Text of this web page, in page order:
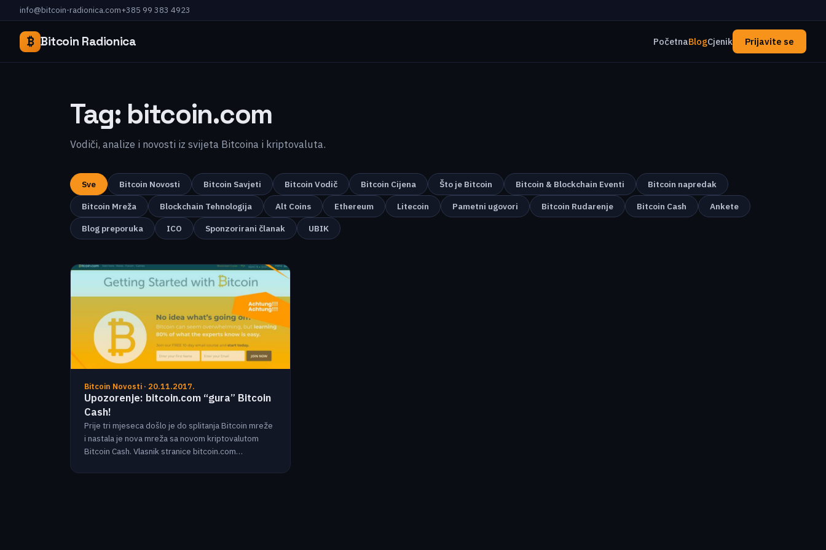
info@bitcoin-radionica.com+385 99 383 4923
₿ Bitcoin Radionica PočetnaBlogCjenik Prijavite se
Tag: bitcoin.com
Vodiči, analize i novosti iz svijeta Bitcoina i kriptovaluta.
Sve Bitcoin Novosti Bitcoin Savjeti Bitcoin Vodič Bitcoin Cijena Što je Bitcoin Bitcoin & Blockchain Eventi
Bitcoin napredak
Bitcoin Mreža
Blockchain Tehnologija Alt Coins Ethereum Litecoin Pametni ugovori Bitcoin Rudarenje Bitcoin Cash
Ankete
Blog preporuka
ICO Sponzorirani članak UBIK
Bitcoin Novosti · 20.11.2017.
Upozorenje: bitcoin.com “gura” Bitcoin
Cash!
Prije tri mjeseca došlo je do splitanja Bitcoin mreže
i nastala je nova mreža sa novom kriptovalutom
Bitcoin Cash. Vlasnik stranice bitcoin.com…